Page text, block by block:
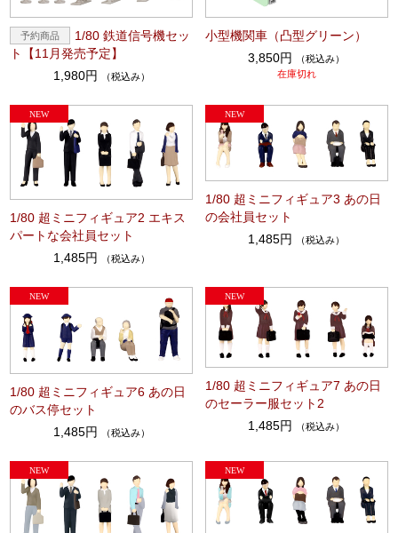
1/80 鉄道信号機セッ
ト【11月発売予定】
1,980円
（税込み）
小型機関車（凸型グリーン）
3,850円
（税込み）
在庫切れ
1/80 超ミニフィギュア2 エキス
パートな会社員セット
1,485円
（税込み）
1/80 超ミニフィギュア3 あの日
の会社員セット
1,485円
（税込み）
1/80 超ミニフィギュア6 あの日
のバス停セット
1,485円
（税込み）
1/80 超ミニフィギュア7 あの日
のセーラー服セット2
1,485円
（税込み）